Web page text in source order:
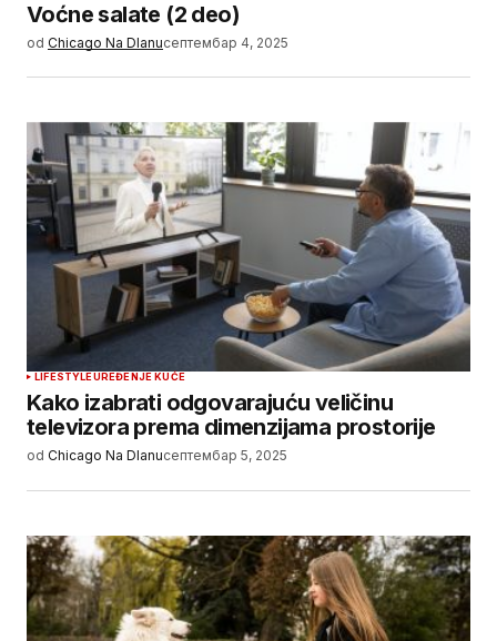
Voćne salate (2 deo)
od Chicago Na Dlanuсептембар 4, 2025
LIFESTYLEUREĐENJE KUĆE
Kako izabrati odgovarajuću veličinu
televizora prema dimenzijama prostorije
od Chicago Na Dlanuсептембар 5, 2025